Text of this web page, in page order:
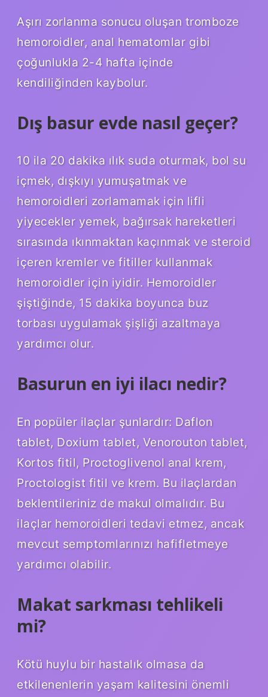
Aşırı zorlanma sonucu oluşan tromboze
hemoroidler, anal hematomlar gibi
çoğunlukla 2-4 hafta içinde
kendiliğinden kaybolur.
Dış basur evde nasıl geçer?
10 ila 20 dakika ılık suda oturmak, bol su
içmek, dışkıyı yumuşatmak ve
hemoroidleri zorlamamak için lifli
yiyecekler yemek, bağırsak hareketleri
sırasında ıkınmaktan kaçınmak ve steroid
içeren kremler ve fitiller kullanmak
hemoroidler için iyidir. Hemoroidler
şiştiğinde, 15 dakika boyunca buz
torbası uygulamak şişliği azaltmaya
yardımcı olur.
Basurun en iyi ilacı nedir?
En popüler ilaçlar şunlardır: Daflon
tablet, Doxium tablet, Venorouton tablet,
Kortos fitil, Proctoglivenol anal krem,
Proctologist fitil ve krem. Bu ilaçlardan
beklentileriniz de makul olmalıdır. Bu
ilaçlar hemoroidleri tedavi etmez, ancak
mevcut semptomlarınızı hafifletmeye
yardımcı olabilir.
Makat sarkması tehlikeli
mi?
Kötü huylu bir hastalık olmasa da
etkilenenlerin yaşam kalitesini önemli